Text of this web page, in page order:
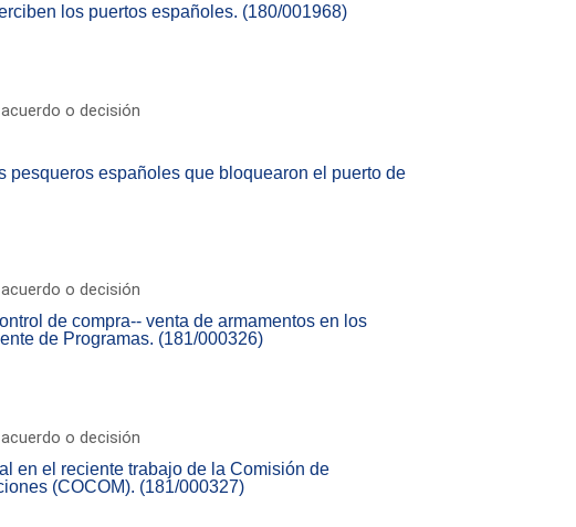
los puertos españoles. (180/001968)
o decisión
pesqueros españoles que bloquearon el puerto de
o decisión
de compra-- venta de armamentos en los
de Programas. (181/000326)
o decisión
en el reciente trabajo de la Comisión de
(COCOM). (181/000327)